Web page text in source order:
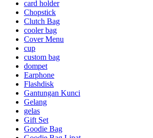
card holder
Chopstick
Clutch Bag
cooler bag
Cover Menu
cup
custom bag
dompet
Earphone
Flashdisk
Gantungan Kunci
Gelang
gelas
Gift Set
Goodie Bag